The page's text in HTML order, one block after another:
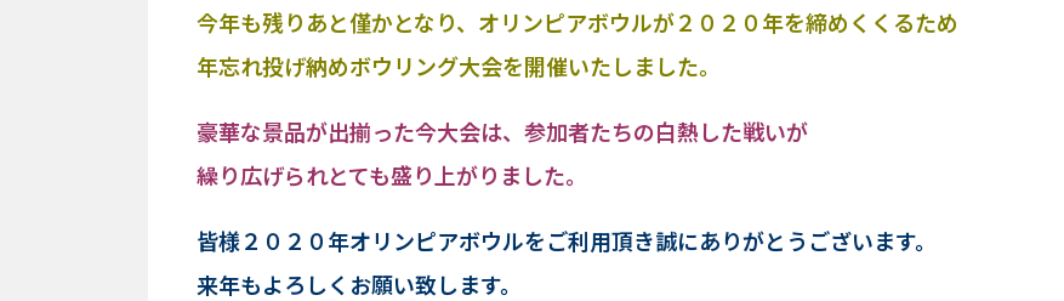
今年も残りあと僅かとなり、オリンピアボウルが２０２０年を締めくくるため
年忘れ投げ納めボウリング大会を開催いたしました。
豪華な景品が出揃った今大会は、参加者たちの白熱した戦いが
繰り広げられとても盛り上がりました。
皆様２０２０年オリンピアボウルをご利用頂き誠にありがとうございます。
来年もよろしくお願い致します。